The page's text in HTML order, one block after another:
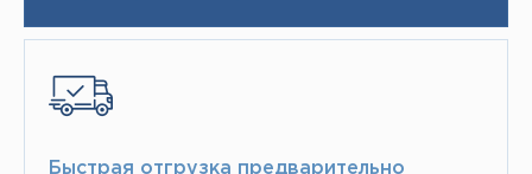
Быстрая отгрузка предварительно